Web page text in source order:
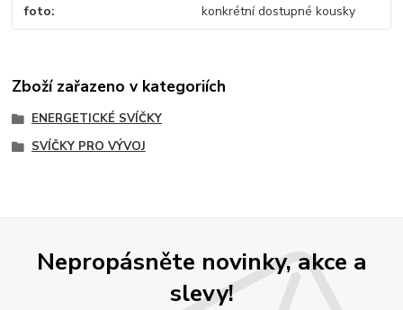
foto konkrétní dostupné kousky
Zboží zařazeno v kategoriích
ENERGETICKÉ SVÍČKY
SVÍČKY PRO VÝVOJ
Nepropásněte novinky, akce a
slevy!